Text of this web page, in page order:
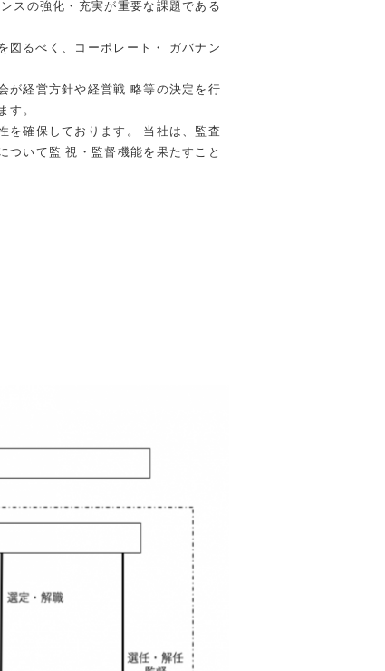
スの強化・ 充実が重要な課題である
図るべく、
コーポレート・ ガバナン
が経営方針や経営戦 略等の決定を行
ます。
を確保しております。 当社は、監査
ついて監 視・監督機能を果たすこと